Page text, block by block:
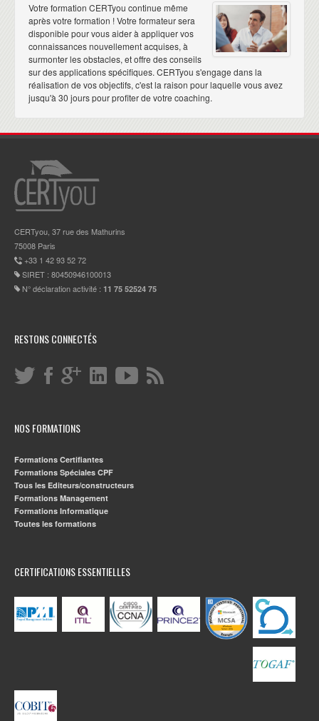
Votre formation CERTyou continue même
après votre formation ! Votre formateur sera
disponible pour vous aider à appliquer vos
connaissances nouvellement acquises, à
surmonter les obstacles, et offre des conseils
sur des applications spécifiques. CERTyou s'engage dans la
réalisation de vos objectifs, c'est la raison pour laquelle vous avez
jusqu'à 30 jours pour profiter de votre coaching.
CERTyou, 37 rue des Mathurins
75008 Paris
+33 1 42 93 52 72
SIRET : 80450946100013
N° déclaration activité : 11 75 52524 75
RESTONS CONNECTÉS
NOS FORMATIONS
Formations Certifiantes
Formations Spéciales CPF
Tous les Editeurs/constructeurs
Formations Management
Formations Informatique
Toutes les formations
CERTIFICATIONS ESSENTIELLES